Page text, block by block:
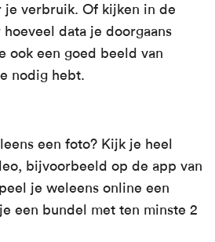
je verbruik. Of kijken in de
data je doorgaans
ook een goed beeld van
nodig hebt.
een foto? Kijk je heel
bijvoorbeeld op de app van
je weleens online een
een bundel met ten minste 2